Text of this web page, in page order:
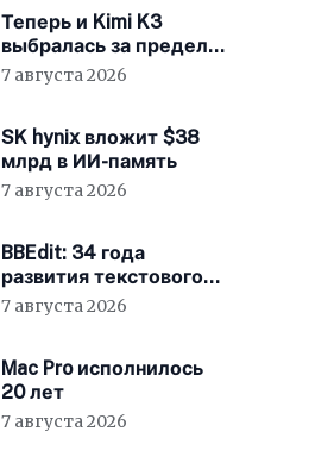
Теперь и Kimi K3
выбралась за пределы
«песочницы»
7 августа 2026
SK hynix вложит $38
млрд в ИИ-память
7 августа 2026
BBEdit: 34 года
развития текстового
редактора для Mac
7 августа 2026
Mac Pro исполнилось
20 лет
7 августа 2026